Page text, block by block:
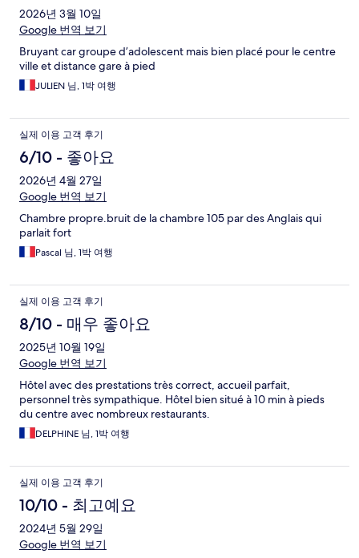
2026년 3월 10일
Google 번역 보기
Bruyant car groupe d’adolescent mais bien placé pour le centre
ville et distance gare à pied
JULIEN 님, 1박 여행
실제 이용 고객 후기
6/10 - 좋아요
2026년 4월 27일
Google 번역 보기
Chambre propre.bruit de la chambre 105 par des Anglais qui
parlait fort
Pascal 님, 1박 여행
실제 이용 고객 후기
8/10 - 매우 좋아요
2025년 10월 19일
Google 번역 보기
Hôtel avec des prestations très correct, accueil parfait,
personnel très sympathique. Hôtel bien situé à 10 min à pieds
du centre avec nombreux restaurants.
DELPHINE 님, 1박 여행
실제 이용 고객 후기
10/10 - 최고예요
2024년 5월 29일
Google 번역 보기